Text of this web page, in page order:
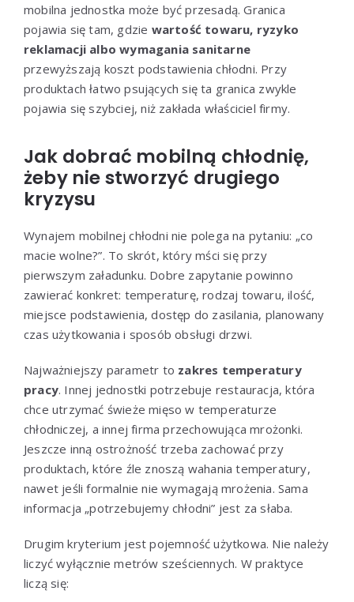
mobilna jednostka może być przesadą. Granica
pojawia się tam, gdzie wartość towaru, ryzyko
reklamacji albo wymagania sanitarne
przewyższają koszt podstawienia chłodni. Przy
produktach łatwo psujących się ta granica zwykle
pojawia się szybciej, niż zakłada właściciel firmy.
Jak dobrać mobilną chłodnię,
żeby nie stworzyć drugiego
kryzysu
Wynajem mobilnej chłodni nie polega na pytaniu: „co
macie wolne?”. To skrót, który mści się przy
pierwszym załadunku. Dobre zapytanie powinno
zawierać konkret: temperaturę, rodzaj towaru, ilość,
miejsce podstawienia, dostęp do zasilania, planowany
czas użytkowania i sposób obsługi drzwi.
Najważniejszy parametr to zakres temperatury
pracy. Innej jednostki potrzebuje restauracja, która
chce utrzymać świeże mięso w temperaturze
chłodniczej, a innej firma przechowująca mrożonki.
Jeszcze inną ostrożność trzeba zachować przy
produktach, które źle znoszą wahania temperatury,
nawet jeśli formalnie nie wymagają mrożenia. Sama
informacja „potrzebujemy chłodni” jest za słaba.
Drugim kryterium jest pojemność użytkowa. Nie należy
liczyć wyłącznie metrów sześciennych. W praktyce
liczą się: